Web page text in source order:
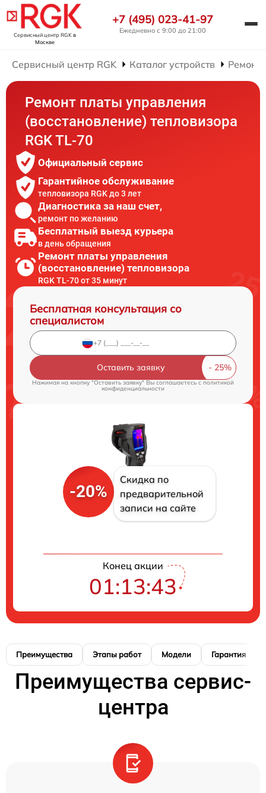
Сервисный центр RGKв
Москве
+7 (495) 023-41-97
Ежедневно с 9:00 до 21:00
Сервисный центр RGK Каталог устройств Ремонт
Ремонт платы управления
(восстановление) тепловизора
RGK TL-70
Официальный сервис
Гарантийное обслуживание
тепловизора RGK до 3 лет
Диагностика за наш счет,
ремонт по желанию
Бесплатный выезд курьера
в день обращения
Ремонт платы управления
(восстановление) тепловизора
RGK TL-70 от 35 минут
Бесплатная консультация со
специалистом
Оставить заявку
Нажимая на кнопку "Оставить заявку" Вы соглашаетесь cполитикой
конфиденциальности
-20%
Скидка по
предварительной
записи на сайте
Конец акции
01:13:42
Преимущества Этапы работ Модели Гарантия
Преимущества сервис-
центра